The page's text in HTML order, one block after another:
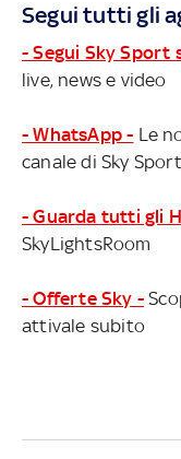
scenari che
Simmons
Segui tutti gli
- Segui Sky Sport
live, news e video
- WhatsApp - Le
canale di Sky Sport
- Guarda tutti gli
SkyLightsRoom
- Offerte Sky -
attivale subito